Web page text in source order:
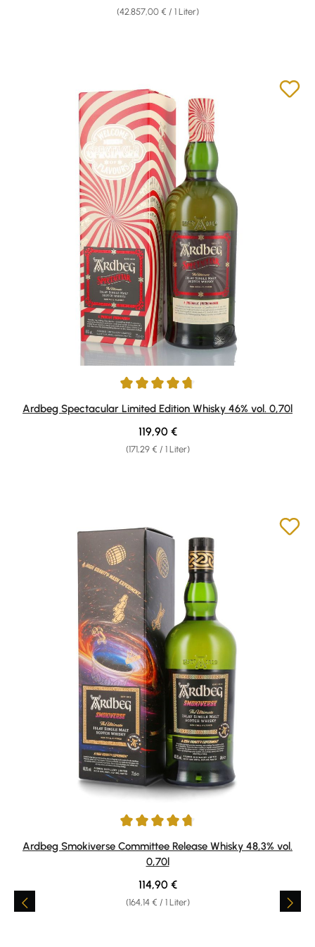
(42.857,00 € / 1 Liter)
Durchschnittliche Bewertung von 4.67 von 5 Sternen
Ardbeg Spectacular Limited Edition Whisky 46% vol. 0,70l
(171,29 € / 1 Liter)
Regulärer Preis:
119,90 €
Durchschnittliche Bewertung von 4.75 von 5 Sternen
Ardbeg Smokiverse Committee Release Whisky 48,3% vol.
0,70l
(164,14 € / 1 Liter)
Regulärer Preis:
114,90 €